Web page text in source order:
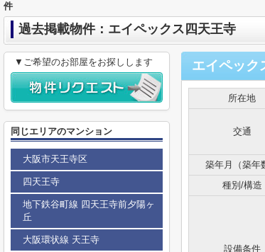
件
過去掲載物件：エイペックス四天王寺
エイペック
所在地
交通
築年月（築年
種別/構造
設備条件
▼ご希望のお部屋をお探しします
同じエリアのマンション
大阪市天王寺区
四天王寺
地下鉄谷町線 四天王寺前夕陽ヶ
丘
大阪環状線 天王寺